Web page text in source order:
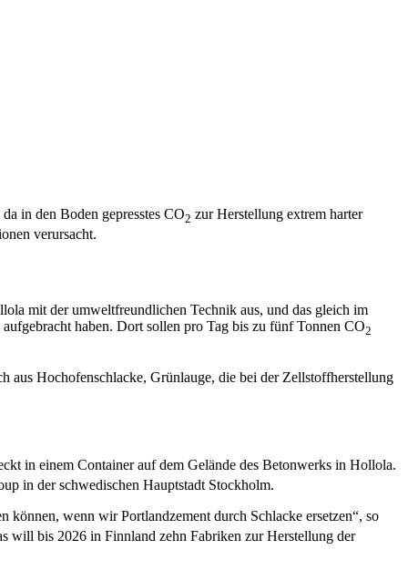
in den Boden gepresstes CO2 zur Herstellung extrem harter
verursacht.
mit der umweltfreundlichen Technik aus, und das gleich im
haben. Dort sollen pro Tag bis zu fünf Tonnen CO2
aus Hochofenschlacke, Grünlauge, die bei der Zellstoffherstellung
in einem Container auf dem Gelände des Betonwerks in Hollola.
in der schwedischen Hauptstadt Stockholm.
wenn wir Portlandzement durch Schlacke ersetzen“, so
will bis 2026 in Finnland zehn Fabriken zur Herstellung der